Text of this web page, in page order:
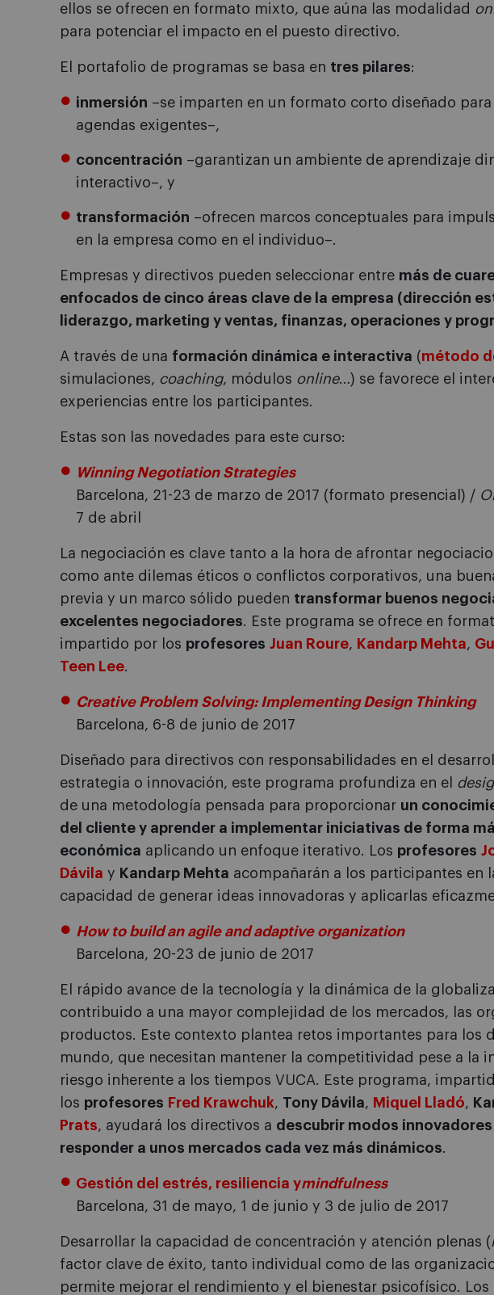
ellos se ofrecen en formato mixto, que aúna las modalidad
para potenciar el impacto en el puesto directivo.
El portafolio de programas se basa en tres pilares:
inmersión –se imparten en un formato corto diseñado
agendas exigentes–,
concentración –garantizan un ambiente de aprendizaje
interactivo–, y
transformación –ofrecen marcos conceptuales para
en la empresa como en el individuo–.
Empresas y directivos pueden seleccionar entre más de
enfocados de cinco áreas clave de la empresa (dirección
liderazgo, marketing y ventas, finanzas, operaciones y
A través de una formación dinámica e interactiva (método
simulaciones, coaching, módulos online…) se favorece el
experiencias entre los participantes.
Estas son las novedades para este curso:
Winning Negotiation Strategies
Barcelona, 21-23 de marzo de 2017 (formato presencial) /
7 de abril
La negociación es clave tanto a la hora de afrontar
como ante dilemas éticos o conflictos corporativos, una
previa y un marco sólido pueden transformar buenos
excelentes negociadores. Este programa se ofrece en
impartido por los profesores Juan Roure, Kandarp Mehta,
Teen Lee.
Creative Problem Solving: Implementing Design Thinking
Barcelona, 6-8 de junio de 2017
Diseñado para directivos con responsabilidades en el
estrategia o innovación, este programa profundiza en el
de una metodología pensada para proporcionar un
del cliente y aprender a implementar iniciativas de forma
económica aplicando un enfoque iterativo. Los profesores
Dávila y Kandarp Mehta acompañarán a los participantes en
capacidad de generar ideas innovadoras y aplicarlas
How to build an agile and adaptive organization
Barcelona, 20-23 de junio de 2017
El rápido avance de la tecnología y la dinámica de la
contribuido a una mayor complejidad de los mercados, las
productos. Este contexto plantea retos importantes para los
mundo, que necesitan mantener la competitividad pese a la
riesgo inherente a los tiempos VUCA. Este programa,
los profesores Fred Krawchuk, Tony Dávila, Miquel Lladó,
Prats, ayudará los directivos a descubrir modos
responder a unos mercados cada vez más dinámicos.
Gestión del estrés, resiliencia ymindfulness
Barcelona, 31 de mayo, 1 de junio y 3 de julio de 2017
Desarrollar la capacidad de concentración y atención plenas (
factor clave de éxito, tanto individual como de las
permite mejorar el rendimiento y el bienestar psicofísico. Los